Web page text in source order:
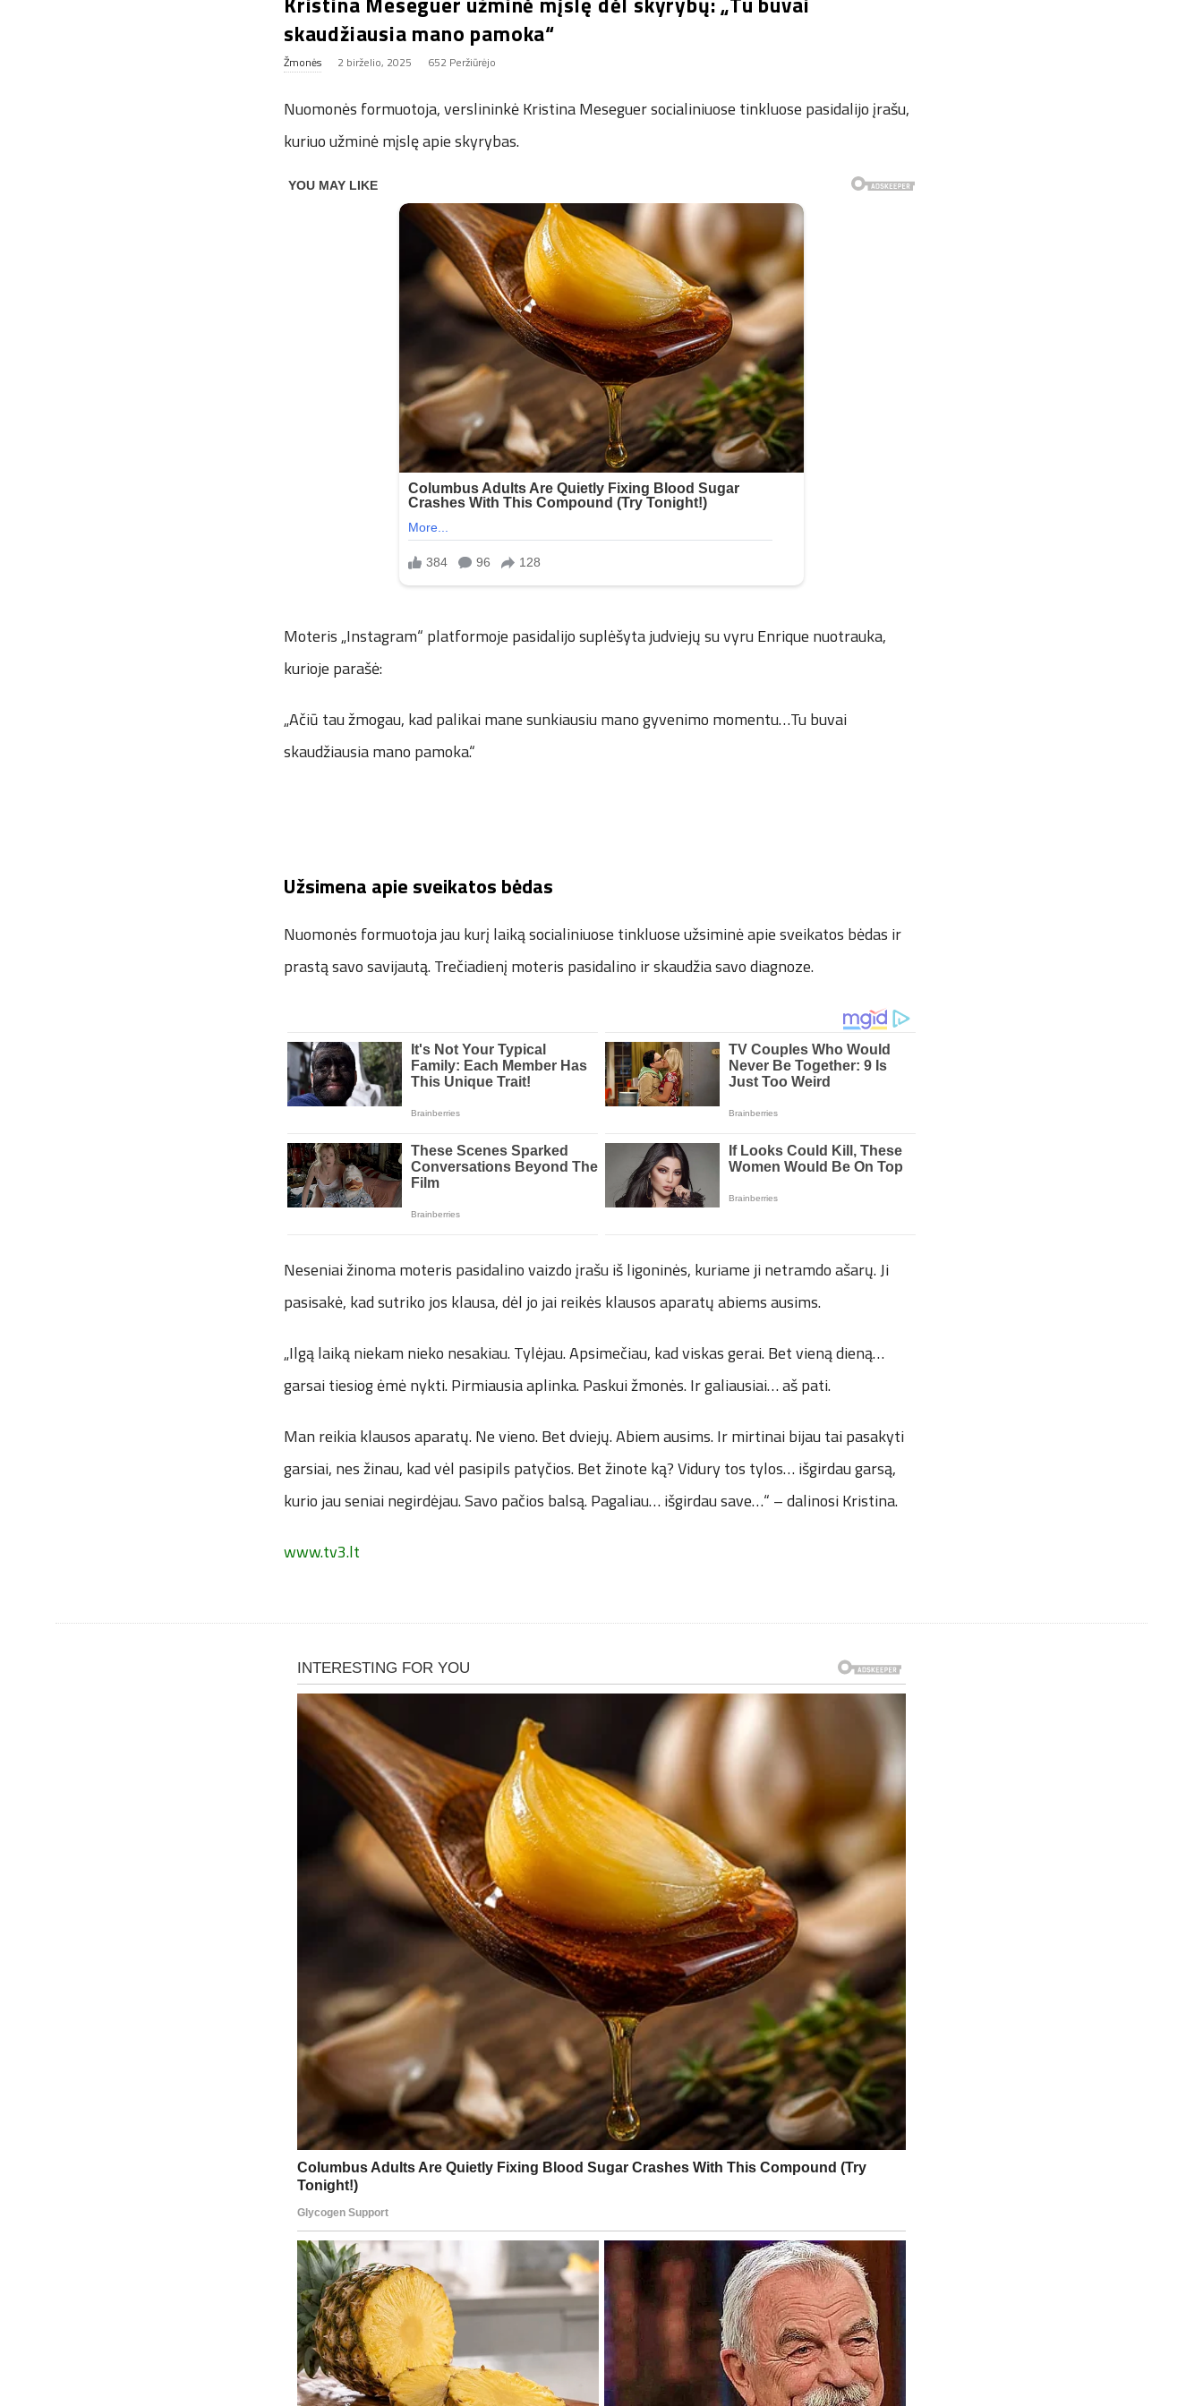
skaudžiausia mano pamoka“
Žmonės 2 birželio, 2025 652 Peržiūrėjo
Nuomonės formuotoja, verslininkė Kristina Meseguer socialiniuose tinkluose pasidalijo įrašu,
kuriuo užminė mįslę apie skyrybas.
Moteris „Instagram“ platformoje pasidalijo suplėšyta judviejų su vyru Enrique nuotrauka,
kurioje parašė:
„Ačiū tau žmogau, kad palikai mane sunkiausiu mano gyvenimo momentu…Tu buvai
skaudžiausia mano pamoka.“
Užsimena apie sveikatos bėdas
Nuomonės formuotoja jau kurį laiką socialiniuose tinkluose užsiminė apie sveikatos bėdas ir
prastą savo savijautą. Trečiadienį moteris pasidalino ir skaudžia savo diagnoze.
Neseniai žinoma moteris pasidalino vaizdo įrašu iš ligoninės, kuriame ji netramdo ašarų. Ji
pasisakė, kad sutriko jos klausa, dėl jo jai reikės klausos aparatų abiems ausims.
„Ilgą laiką niekam nieko nesakiau. Tylėjau. Apsimečiau, kad viskas gerai. Bet vieną dieną…
garsai tiesiog ėmė nykti. Pirmiausia aplinka. Paskui žmonės. Ir galiausiai… aš pati.
Man reikia klausos aparatų. Ne vieno. Bet dviejų. Abiem ausims. Ir mirtinai bijau tai pasakyti
garsiai, nes žinau, kad vėl pasipils patyčios. Bet žinote ką? Vidury tos tylos… išgirdau garsą,
kurio jau seniai negirdėjau. Savo pačios balsą. Pagaliau… išgirdau save…“ – dalinosi Kristina.
www.tv3.lt